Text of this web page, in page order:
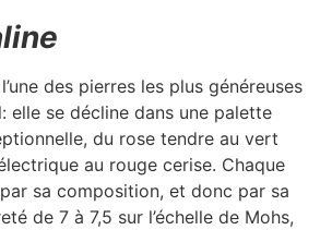
des pierres les plus généreuses
elle se décline dans une palette
du rose tendre au vert
au rouge cerise. Chaque
sa composition, et donc par sa
de 7 à 7,5 sur l’échelle de Mohs,